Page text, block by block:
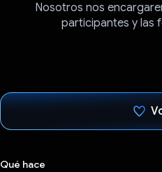
Nosotros nos
participantes y las
Qué hace